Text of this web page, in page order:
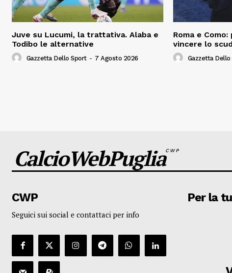
Juve su Lucumi, la trattativa. Alaba e
Todibo le alternative
Gazzetta Dello Sport - 7 Agosto 2026
Roma e
vincere lo
Gazzetta Dello
CalcioWebPugliaCWP
CWP
Seguici sui social e contattaci per info
Per la